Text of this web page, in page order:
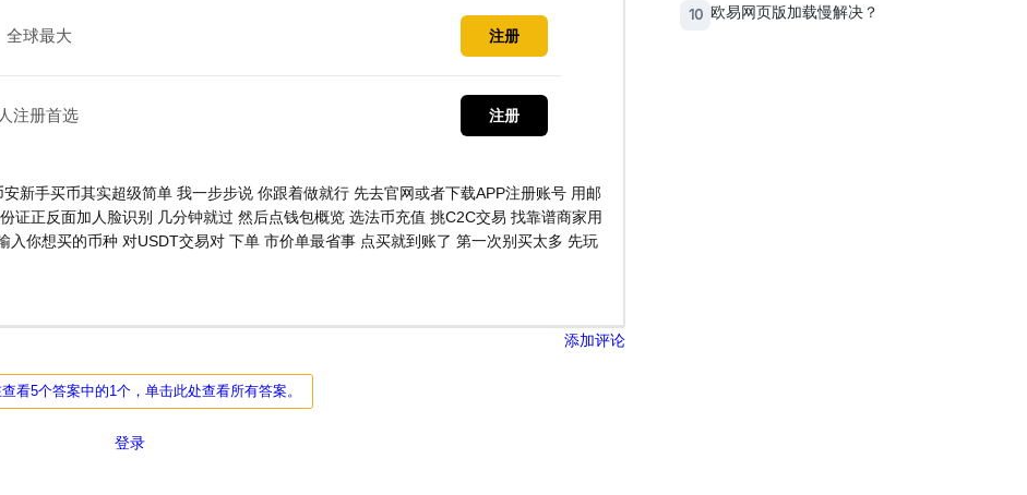
全球最大 注册
注册首选 注册
新手买币其实超级简单 我一步步说 你跟着做就行 先去官网或者下载APP注册账号 用邮
证正反面加人脸识别 几分钟就过 然后点钱包概览 选法币充值 挑C2C交易 找靠谱商家用
入你想买的币种 对USDT交易对 下单 市价单最省事 点买就到账了 第一次别买太多 先玩
添加评论
看5个答案中的1个，单击此处查看所有答案。
登录
10 欧易网页版加载慢解决？